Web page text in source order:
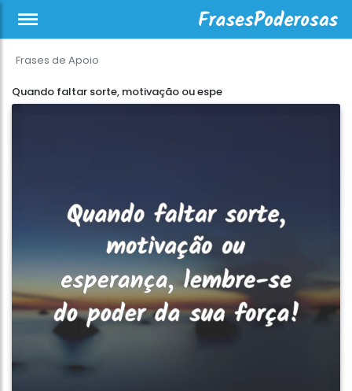
Frases de Apoio
Quando faltar sorte, motivação ou espe